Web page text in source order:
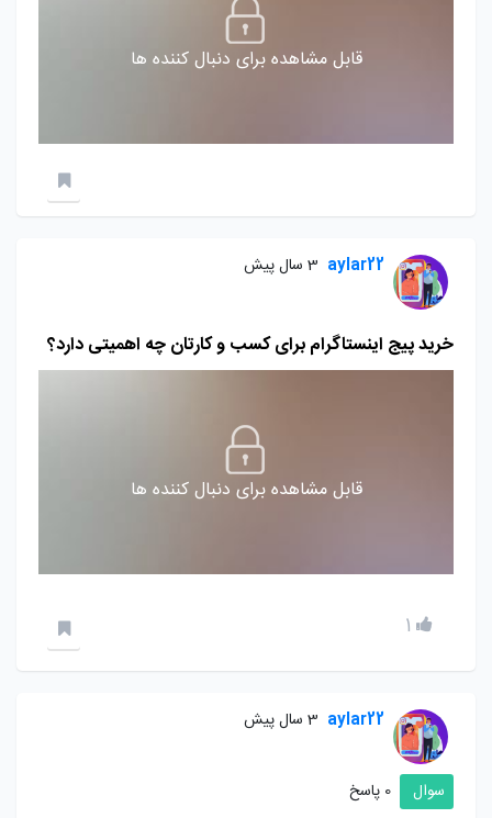
قابل مشاهده برای دنبال کننده ها
aylar22 3 سال پیش
خرید پیج اینستاگرام برای کسب و کارتان چه اهمیتی دارد؟
قابل مشاهده برای دنبال کننده ها
1
aylar22 3 سال پیش
سوال 0 پاسخ